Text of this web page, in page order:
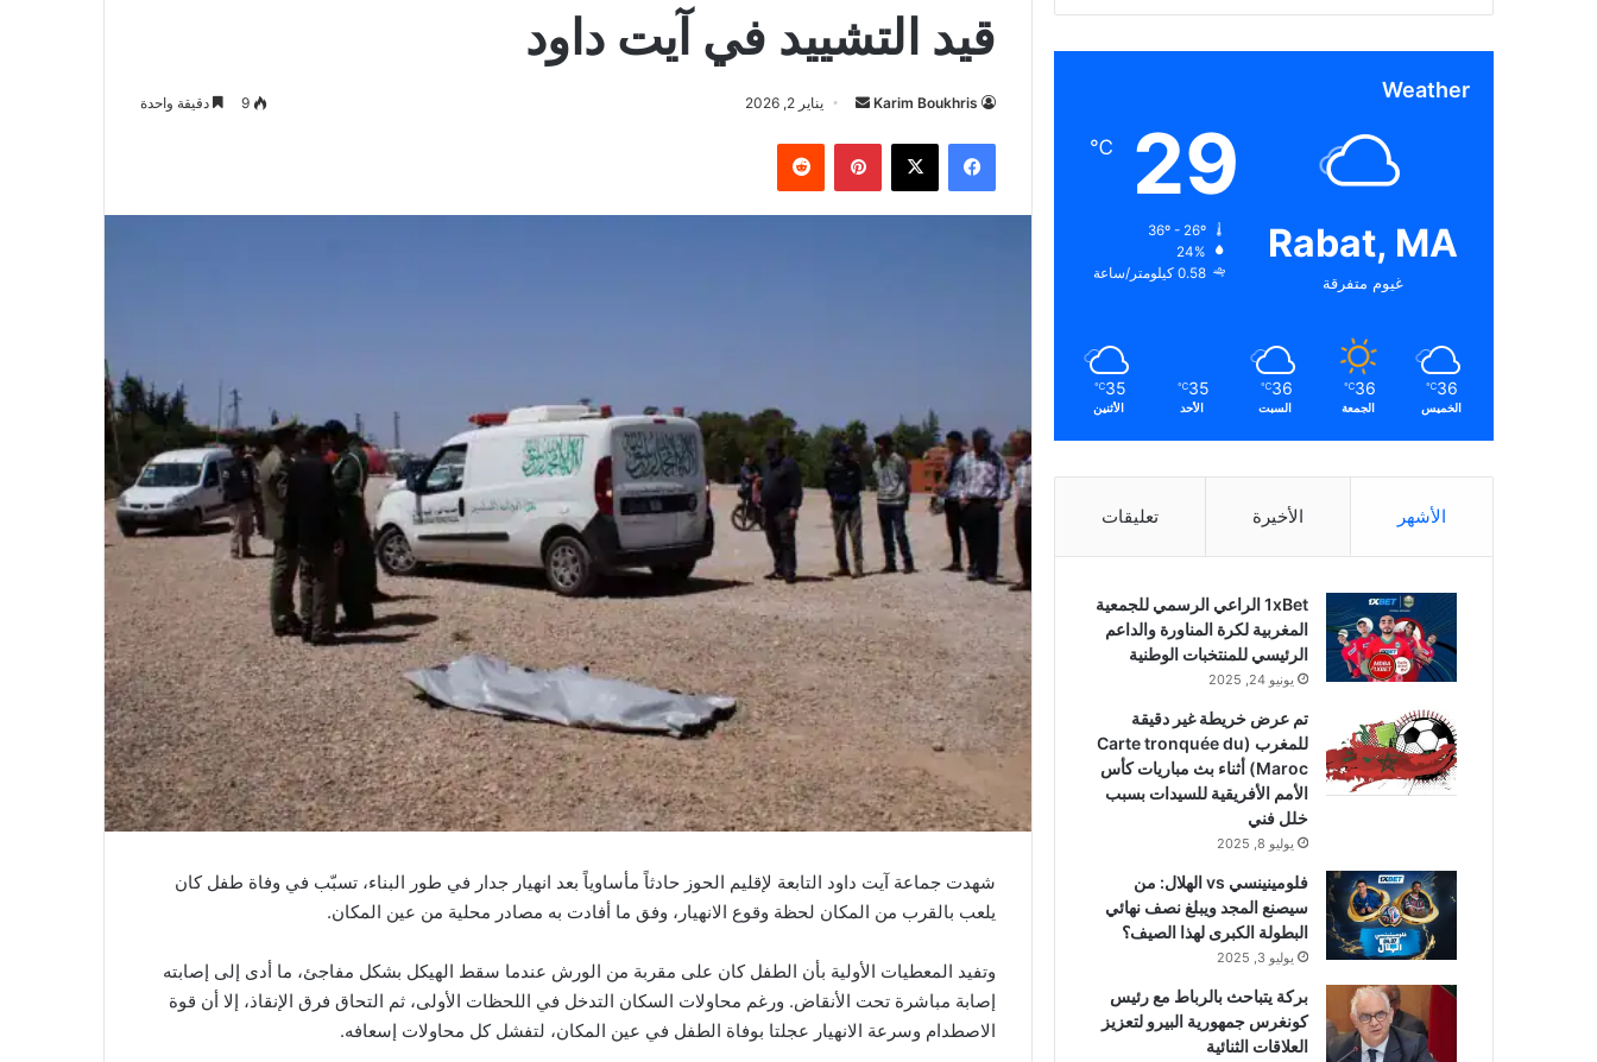
قيد التشييد في آيت داود
Karim Boukhris
أرسل
إلكترونيا
يناير 2, 2026 9 دقيقة واحدة
فيسبوك ‫X بينتيريست
شهدت جماعة آيت داود التابعة لإقليم الحوز حادثاً مأساوياً بعد انهيار جدار في طور البناء، تسبّب في وفاة طفل كان
يلعب بالقرب من المكان لحظة وقوع الانهيار، وفق ما أفادت به مصادر محلية من عين المكان.
وتفيد المعطيات الأولية بأن الطفل كان على مقربة من الورش عندما سقط الهيكل بشكل مفاجئ، ما أدى إلى إصابته
إصابة مباشرة تحت الأنقاض. ورغم محاولات السكان التدخل في اللحظات الأولى، ثم التحاق فرق الإنقاذ، إلا أن قوة
الاصطدام وسرعة الانهيار عجلتا بوفاة الطفل في عين المكان، لتفشل كل محاولات إسعافه.
Weather
Rabat, MA
غيوم متفرقة
29
℃
24%
0.58 كيلومتر/ساعة
36
℃
الخميس
36
℃
الجمعة
36
℃
السبت
35
℃
الأحد
35
℃
الأثنين
الأشهر الأخيرة تعليقات
1xBet الراعي الرسمي للجمعية
المغربية لكرة المناورة والداعم
الرئيسي للمنتخبات الوطنية
يونيو 24, 2025
تم عرض خريطة غير دقيقة
للمغرب (Carte tronquée du
Maroc) أثناء بث مباريات كأس
الأمم الأفريقية للسيدات بسبب
خلل فني
يوليو 8, 2025
فلومينينسي vs الهلال: من
سيصنع المجد ويبلغ نصف نهائي
البطولة الكبرى لهذا الصيف؟
يوليو 3, 2025
بركة يتباحث بالرباط مع رئيس
كونغرس جمهورية البيرو لتعزيز
العلاقات الثنائية